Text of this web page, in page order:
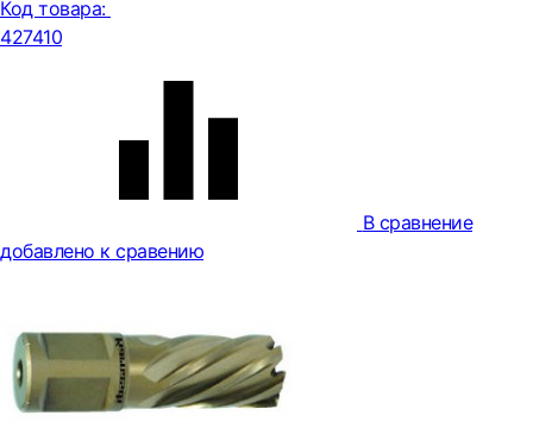
Код товара:
427410
В сравнение
добавлено к сравению